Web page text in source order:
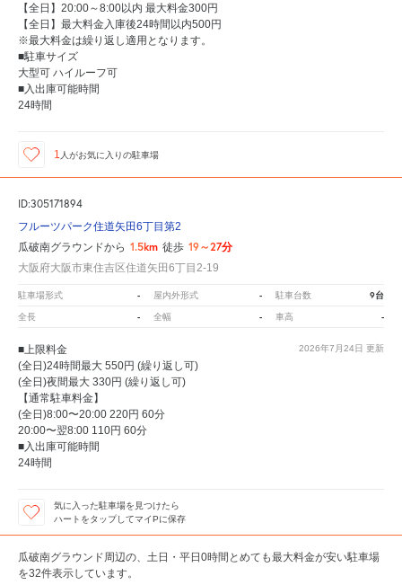
【全日】20:00～8:00以内 最大料金300円
【全日】最大料金入庫後24時間以内500円
※最大料金は繰り返し適用となります。
■駐車サイズ
大型可 ハイルーフ可
■入出庫可能時間
24時間
1 人がお気に入りの駐車場
ID:305171894
フルーツパーク住道矢田6丁目第2
瓜破南グラウンドから 1.5km 徒歩 19～27分
大阪府大阪市東住吉区住道矢田6丁目2-19
駐車場形式 - 屋内外形式 - 駐車台数 9台
全長 - 全幅 - 車高 -
2026年7月24日 更新
■上限料金
(全日)24時間最大 550円 (繰り返し可)
(全日)夜間最大 330円 (繰り返し可)
【通常駐車料金】
(全日)8:00〜20:00 220円 60分
20:00〜翌8:00 110円 60分
■入出庫可能時間
24時間
気に入った駐車場を見つけたら
ハートをタップしてマイPに保存
瓜破南グラウンド周辺の、土日・平日0時間とめても最大料金が安い駐車場
を32件表示しています。